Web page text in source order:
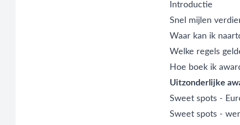
Introductie
Snel mijlen
Waar kan ik
Welke regels
Hoe boek ik
Uitzonderlijke
Sweet spots -
Sweet spots -